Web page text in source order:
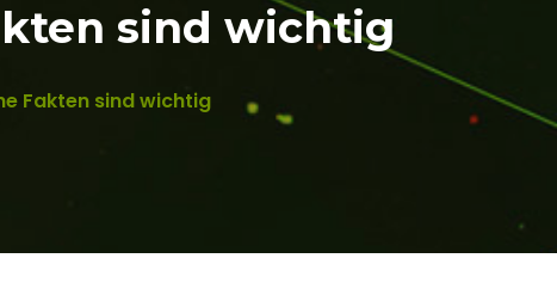
sind wichtig
Fakten sind wichtig